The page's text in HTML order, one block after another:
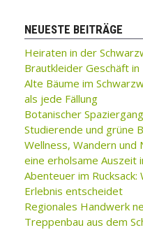
NEUESTE BEITRÄGE
Heiraten in der
Brautkleider Geschäft
Alte Bäume im
als jede Fällung
Botanischer
Studierende und grüne
Wellness, Wandern
eine erholsame Auszeit
Abenteuer im
Erlebnis entscheidet
Regionales Handwerk
Treppenbau aus dem